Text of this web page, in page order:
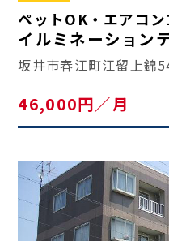
ペットOK・エアコ
イルミネーション
坂井市春江町江留上錦
46,000円／月